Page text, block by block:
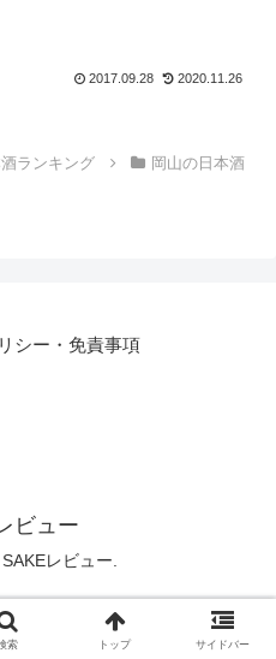
2017.09.28 2020.11.26
ランキング
岡山の日本酒
シー・免責事項
ビュー
レビュー.
索 トップ サイドバー